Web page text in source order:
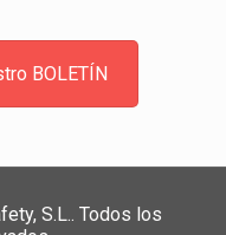
BOLETÍN
S.L.. Todos los